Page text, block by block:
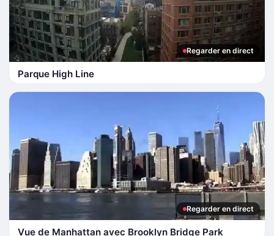
Regarder en direct
Parque High Line
Regarder en direct
Vue de Manhattan avec Brooklyn Bridge Park